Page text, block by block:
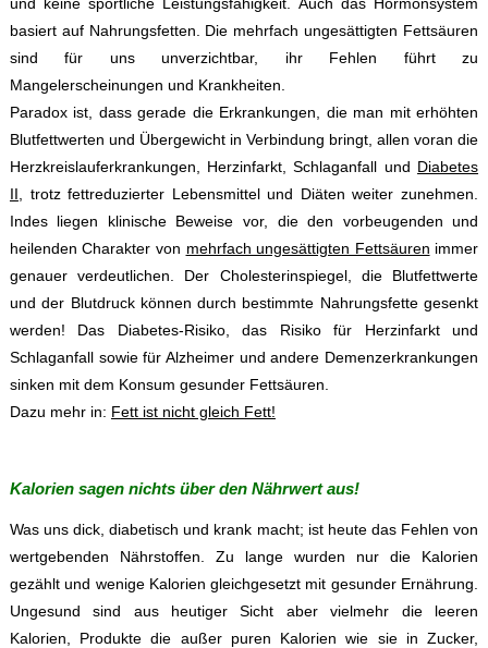
basiert auf Nahrungsfetten. Die mehrfach ungesättigten Fettsäuren
sind für uns unverzichtbar, ihr Fehlen führt zu
Mangelerscheinungen und Krankheiten.
Paradox ist, dass gerade die Erkrankungen, die man mit erhöhten
Blutfettwerten und Übergewicht in Verbindung bringt, allen voran die
Herzkreislauferkrankungen, Herzinfarkt, Schlaganfall und Diabetes
II , trotz fettreduzierter Lebensmittel und Diäten weiter zunehmen.
Indes liegen klinische Beweise vor, die den vorbeugenden und
heilenden Charakter von mehrfach ungesättigten Fettsäuren immer
genauer verdeutlichen. Der Cholesterinspiegel, die Blutfettwerte
und der Blutdruck können durch bestimmte Nahrungsfette gesenkt
werden! Das Diabetes-Risiko, das Risiko für Herzinfarkt und
Schlaganfall sowie für Alzheimer und andere Demenzerkrankungen
sinken mit dem Konsum gesunder Fettsäuren.
Dazu mehr in: Fett ist nicht gleich Fett!
Kalorien sagen nichts über den Nährwert aus!
Was uns dick, diabetisch und krank macht; ist heute das Fehlen von
wertgebenden Nährstoffen. Zu lange wurden nur die Kalorien
gezählt und wenige Kalorien gleichgesetzt mit gesunder Ernährung.
Ungesund sind aus heutiger Sicht aber vielmehr die leeren
Kalorien, Produkte die außer puren Kalorien wie sie in Zucker,